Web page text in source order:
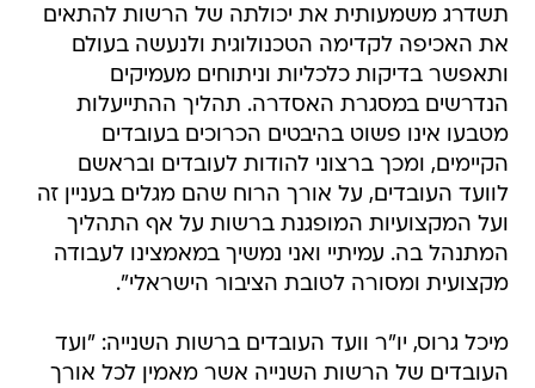
תשדרג משמעותית את יכולתה של הרשות להתאים
את האכיפה לקדימה הטכנולוגית ולנעשה בעולם
ותאפשר בדיקות כלכליות וניתוחים מעמיקים
הנדרשים במסגרת האסדרה. תהליך ההתייעלות
מטבעו אינו פשוט בהיבטים הכרוכים בעובדים
הקיימים, ומכך ברצוני להודות לעובדים ובראשם
לוועד העובדים, על אורך הרוח שהם מגלים בעניין זה
ועל המקצועיות המופגנת ברשות על אף התהליך
המתנהל בה. עמיתיי ואני נמשיך במאמצינו לעבודה
מקצועית ומסורה לטובת הציבור הישראלי".
מיכל גרוס, יו"ר וועד העובדים ברשות השנייה: "ועד
העובדים של הרשות השנייה אשר מאמין לכל אורך